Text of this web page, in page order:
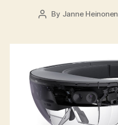
Post
By Janne Heinonen